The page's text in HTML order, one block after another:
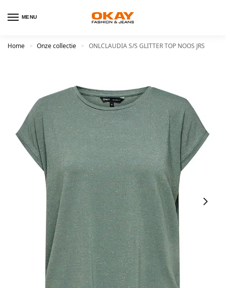
MENU
Home > Onze collectie > ONLCLAUDIA S/S GLITTER TOP NOOS JRS